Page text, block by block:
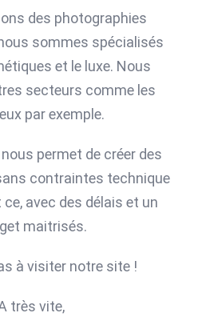
des photographies
sommes spécialisés
et le luxe. Nous
secteurs comme les
par exemple.
permet de créer des
contraintes technique
avec des délais et un
maitrisés.
à visiter notre site !
très vite,